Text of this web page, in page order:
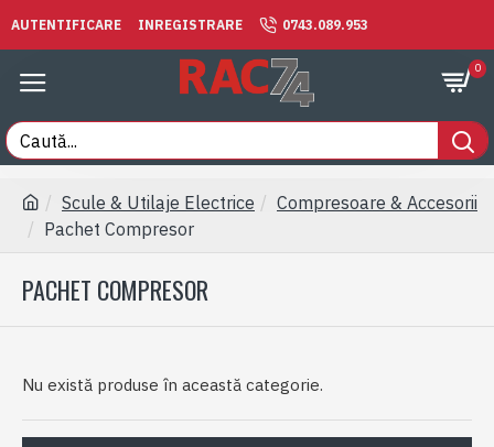
AUTENTIFICARE INREGISTRARE 0743.089.953
0
Scule & Utilaje Electrice
Compresoare & Accesorii
Pachet Compresor
PACHET COMPRESOR
Nu există produse în această categorie.